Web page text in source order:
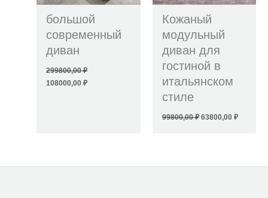
большой
современный
диван
299800,00₽
108000,00₽
Кожаный
модульный
диван для
гостиной в
итальянском
стиле
99800,00₽ 63800,00 ₽